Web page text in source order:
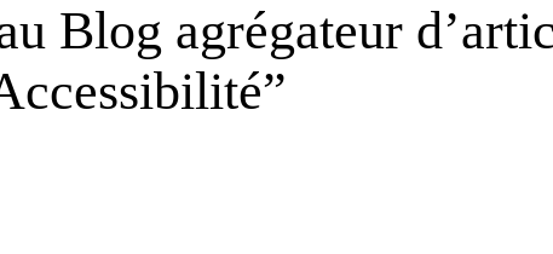
Blog agrégateur